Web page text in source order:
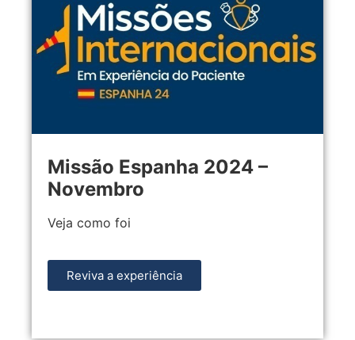
Missão Espanha 2024 –
Novembro
Veja como foi
Reviva a experiência